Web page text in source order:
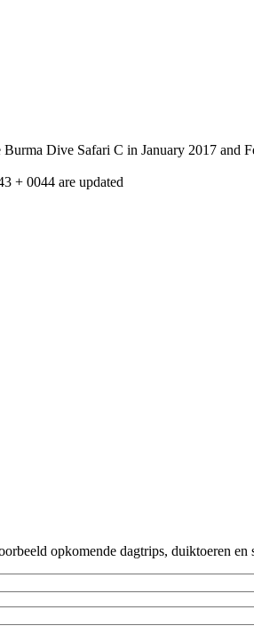
Dive Safari C in January 2017 and
+ 0044 are updated
opkomende dagtrips, duiktoeren en